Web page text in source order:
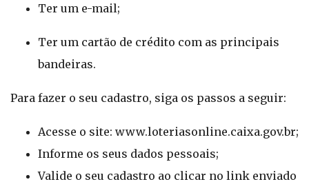
Ter um e-mail;
Ter um cartão de crédito com as principais
bandeiras.
Para fazer o seu cadastro, siga os passos a seguir:
Acesse o site: www.loteriasonline.caixa.gov.br;
Informe os seus dados pessoais;
Valide o seu cadastro ao clicar no link enviado